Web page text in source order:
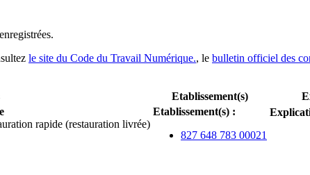
enregistrées.
le site du Code du Travail Numérique., le bulletin officiel des
Etablissement(s)
rapide (restauration livrée)
Etablissement(s) :
827 648 783 00021